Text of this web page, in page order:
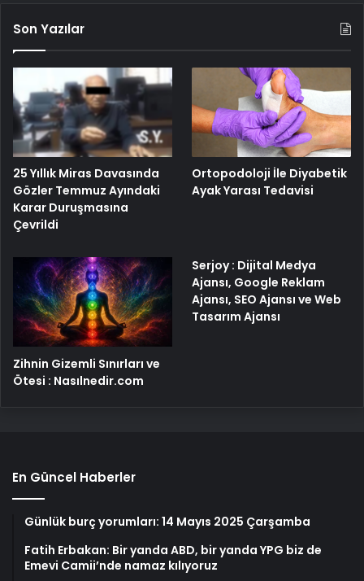
Son Yazılar
25 Yıllık Miras Davasında
Gözler Temmuz Ayındaki
Karar Duruşmasına
Çevrildi
Ortopodoloji İle Diyabetik
Ayak Yarası Tedavisi
Zihnin Gizemli Sınırları ve
Ötesi : Nasılnedir.com
Serjoy : Dijital Medya
Ajansı, Google Reklam
Ajansı, SEO Ajansı ve Web
Tasarım Ajansı
En Güncel Haberler
Günlük burç yorumları: 14 Mayıs 2025 Çarşamba
Fatih Erbakan: Bir yanda ABD, bir yanda YPG biz de
Emevi Camii’nde namaz kılıyoruz